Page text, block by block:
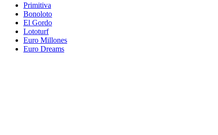
Primitiva
Bonoloto
El Gordo
Lototurf
Euro Millones
Euro Dreams